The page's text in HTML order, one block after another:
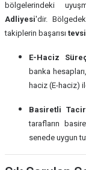
bölgelerindeki
Adliyesi'dir.
takiplerin başarısı
E-Haciz
banka
haciz (E-haciz)
Basiretli
tarafların
senede uygun